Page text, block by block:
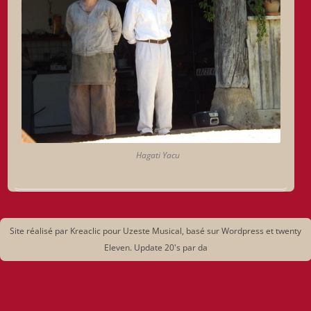
Hagati Yacu
Site réalisé par Kreaclic pour Uzeste Musical, basé sur Wordpress et twenty
Eleven. Update 20's par da